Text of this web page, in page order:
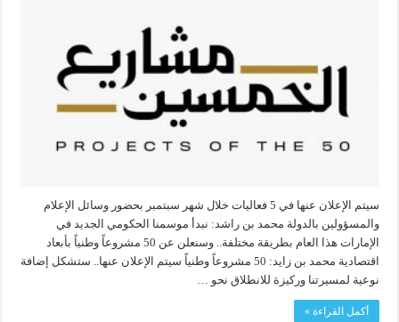
سيتم الإعلان عنها في 5 فعاليات خلال شهر سبتمبر بحضور وسائل الإعلام
والمسؤولين بالدولة محمد بن راشد: نبدأ موسمنا الحكومي الجديد في
الإمارات هذا العام بطريقة مختلفة.. وسنعلن عن 50 مشروعاً وطنياً بأبعاد
اقتصادية محمد بن زايد: 50 مشروعاً وطنياً سيتم الإعلان عنها.. ستشكل إضافة
نوعية لمسيرتنا وركيزة للانطلاق نحو …
أكمل القراءة »